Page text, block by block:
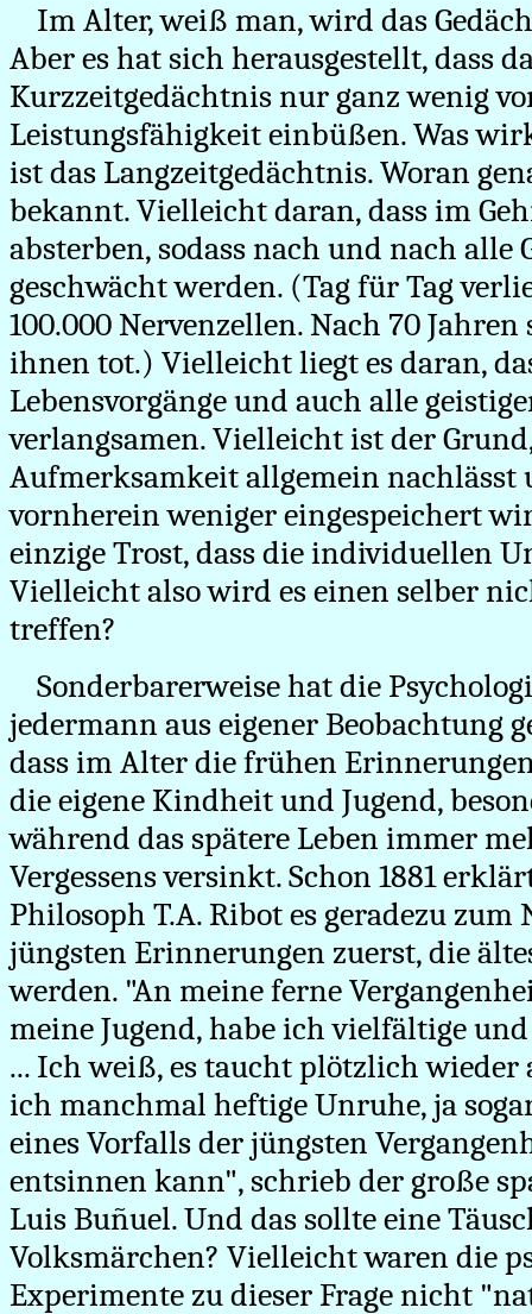
Im Alter, weiß man, wird das
Aber es hat sich herausgestellt, dass
Kurzzeitgedächtnis nur ganz wenig
Leistungsfähigkeit einbüßen. Was
ist das Langzeitgedächtnis. Woran
bekannt. Vielleicht daran, dass im
absterben, sodass nach und nach alle
geschwächt werden. (Tag für Tag
100.000 Nervenzellen. Nach 70
ihnen tot.) Vielleicht liegt es daran,
Lebensvorgänge und auch alle
verlangsamen. Vielleicht ist der
Aufmerksamkeit allgemein nachlässt
vornherein weniger eingespeichert
einzige Trost, dass die individuellen
Vielleicht also wird es einen selber
treffen?
Sonderbarerweise hat die
jedermann aus eigener Beobachtung
dass im Alter die frühen
die eigene Kindheit und Jugend,
während das spätere Leben immer
Vergessens versinkt. Schon 1881
Philosoph T.A. Ribot es geradezu zum
jüngsten Erinnerungen zuerst, die
werden. "An meine ferne
meine Jugend, habe ich vielfältige
... Ich weiß, es taucht plötzlich wieder
ich manchmal heftige Unruhe, ja
eines Vorfalls der jüngsten
entsinnen kann", schrieb der große
Luis Buñuel. Und das sollte eine
Volksmärchen? Vielleicht waren die
Experimente zu dieser Frage nicht